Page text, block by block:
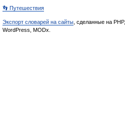
👣 Путешествия
Экспорт словарей на сайты , сделанные на PHP,
WordPress, MODx.